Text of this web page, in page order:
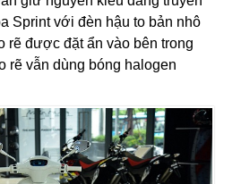
Sprint với đèn hậu to bản nhô
rẽ được đặt ẩn vào bên trong
rẽ vẫn dùng bóng halogen